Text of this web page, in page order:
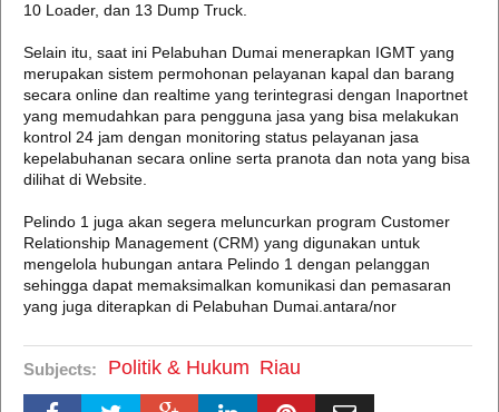
10 Loader, dan 13 Dump Truck.
Selain itu, saat ini Pelabuhan Dumai menerapkan IGMT yang
merupakan sistem permohonan pelayanan kapal dan barang
secara online dan realtime yang terintegrasi dengan Inaportnet
yang memudahkan para pengguna jasa yang bisa melakukan
kontrol 24 jam dengan monitoring status pelayanan jasa
kepelabuhanan secara online serta pranota dan nota yang bisa
dilihat di Website.
Pelindo 1 juga akan segera meluncurkan program Customer
Relationship Management (CRM) yang digunakan untuk
mengelola hubungan antara Pelindo 1 dengan pelanggan
sehingga dapat memaksimalkan komunikasi dan pemasaran
yang juga diterapkan di Pelabuhan Dumai.antara/nor
Subjects: Politik & Hukum Riau